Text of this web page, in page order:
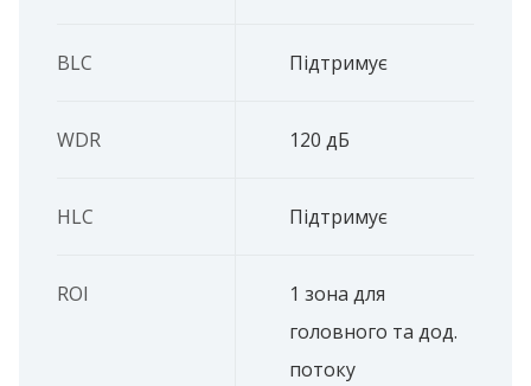
BLC Підтримує
WDR 120 дБ
HLC Підтримує
ROI
1 зона для
головного та дод.
потоку